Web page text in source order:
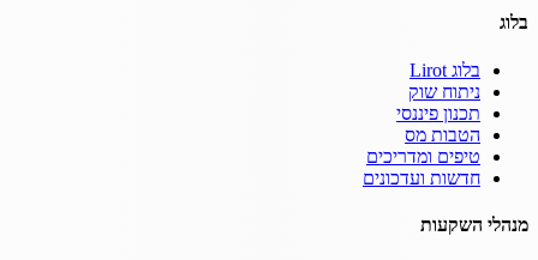
בלוג
בלוג Lirot
ניתוח שוק
תכנון פיננסי
הטבות מס
טיפים ומדריכים
חדשות ועדכונים
מנהלי השקעות